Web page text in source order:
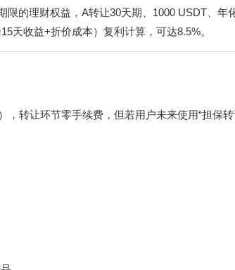
的理财权益，A转让30天期、1000 USDT、年
天收益+折价成本）复利计算，可达8.5%。
转让环节零手续费，但若用户未来使用“担保转